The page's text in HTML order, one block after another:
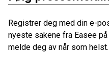
Registrer deg med din e-
nyeste sakene fra Easee
melde deg av når som helst.